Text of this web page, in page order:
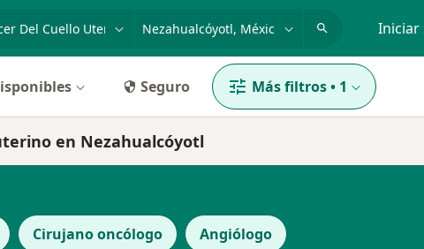
enfermedad o nombre
p. ej. Guadalajara Iniciar
Seguro Más filtros• 1
en Nezahualcóyotl
Cirujano oncólogo Angiólogo